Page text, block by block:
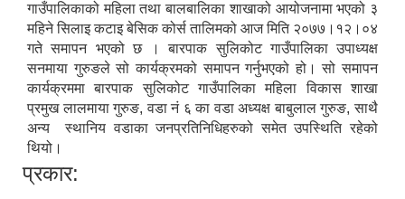
गाउँपालिकाको महिला तथा बालबालिका शाखाको आयोजनामा भएको ३
महिने सिलाइ कटाइ बेसिक कोर्स तालिमको आज मिति २०७७।१२।०४
गते समापन भएको छ । बारपाक सुलिकोट गाउँपालिका उपाध्यक्ष
सनमाया गुरुङले सो कार्यक्रमको समापन गर्नुभएको हो। सो समापन
कार्यक्रममा बारपाक सुलिकोट गाउँपालिका महिला विकास शाखा
प्रमुख लालमाया गुरुङ, वडा नं ६ का वडा अध्यक्ष बाबुलाल गुरुङ, साथै
अन्य स्थानिय वडाका जनप्रतिनिधिहरुको समेत उपस्थिति रहेको
थियो।
प्रकार: